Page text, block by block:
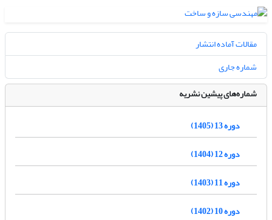
مقالات آماده انتشار
شماره جاری
شماره‌های پیشین نشریه
دوره 13 (1405)
دوره 12 (1404)
دوره 11 (1403)
دوره 10 (1402)